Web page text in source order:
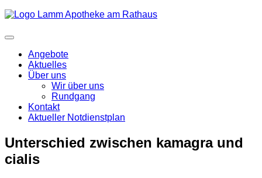
Angebote
Aktuelles
Über uns
Wir über uns
Rundgang
Kontakt
Aktueller Notdienstplan
Unterschied zwischen kamagra und
cialis